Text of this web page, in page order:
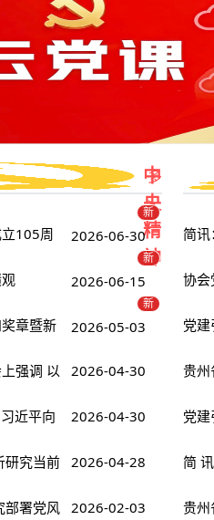
中
央
精
神
更
多
>
105周 2026-06-30
新
2026-06-15
新
章暨新
怀远大
把个人
2026-05-03
新
强调 以
进一步
2026-04-30
近平向
和诚挚
2026-04-30
研究当前
总书记习
2026-04-28
部署党风 2026-02-03
简
协会
新
党
贵
党
贵
工
传
党
——
结
简
会
贵州